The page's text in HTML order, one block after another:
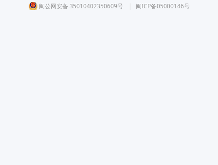
闽公网安备 35010402350609号
| 闽ICP备05000146号